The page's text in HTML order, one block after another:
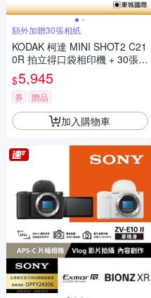
額外加贈30張相紙
KODAK 柯達 MINI SHOT2 C21
0R 拍立得口袋相印機 + 30張相
紙組 公司貨
$5,945
券 贈品
加入購物車